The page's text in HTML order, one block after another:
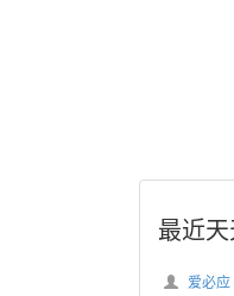
最近
爱必应